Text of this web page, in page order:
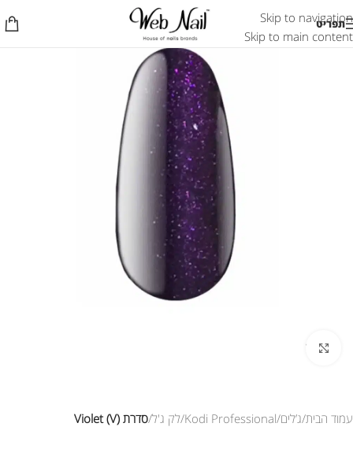
Skip to navigation
Skip to main content
תפריט
לחץ להגדלת התמונה
עמוד הבית ג’לים Kodi Professional לק ג'ל סדרת Violet (V)